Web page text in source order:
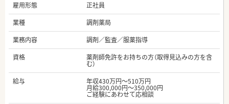
雇用形態
正社員
業種
調剤薬局
業務内容
調剤／監査／服薬指導
資格
薬剤師免許をお持ちの方（取得見込みの方を含
む）
給与
年収430万円～510万円
月給300,000円～350,000円
ご経験にあわせて応相談